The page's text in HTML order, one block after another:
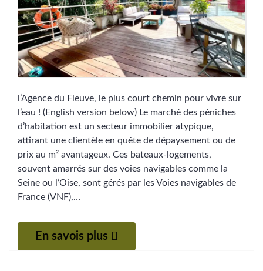
l’Agence du Fleuve, le plus court chemin pour vivre sur
l’eau ! (English version below) Le marché des péniches
d’habitation est un secteur immobilier atypique,
attirant une clientèle en quête de dépaysement ou de
prix au m² avantageux. Ces bateaux-logements,
souvent amarrés sur des voies navigables comme la
Seine ou l’Oise, sont gérés par les Voies navigables de
France (VNF),…
En savois plus